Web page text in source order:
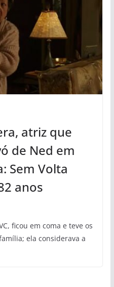
atriz que
de Ned em
Sem Volta
anos
ficou em coma e teve os
ela considerava a